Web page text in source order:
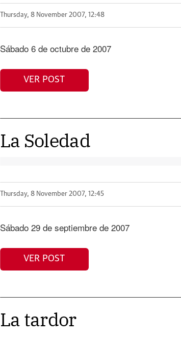
Thursday, 8 November 2007, 12:48
Sábado 6 de octubre de 2007
VER POST
La Soledad
Thursday, 8 November 2007, 12:45
Sábado 29 de septiembre de 2007
VER POST
La tardor